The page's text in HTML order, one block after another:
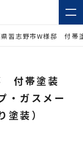
習志野市W様邸 付帯
付帯塗装
・ガスメー
塗装）